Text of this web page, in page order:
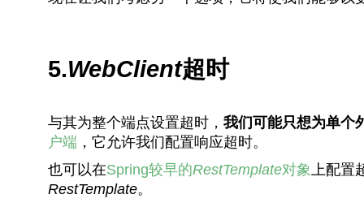
5.WebClient超时
与其为整个端点设置超时， 我们可能只想为单个
户端 ，它允许我们配置响应超时。
也可以在Spring较早的RestTemplate对象 上配
RestTemplate。